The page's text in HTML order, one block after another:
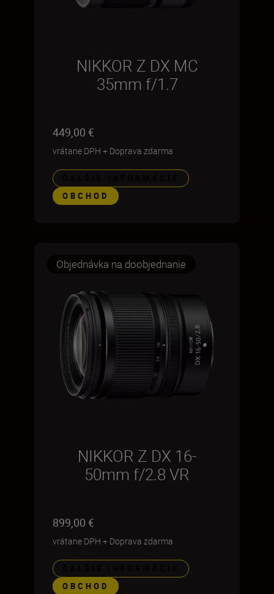
NIKKOR Z DX MC
35mm f/1.7
449,00 €
vrátane DPH + Doprava zdarma
OBCHOD
Objednávka na doobjednanie
NIKKOR Z DX 16-
50mm f/2.8 VR
899,00 €
vrátane DPH + Doprava zdarma
OBCHOD